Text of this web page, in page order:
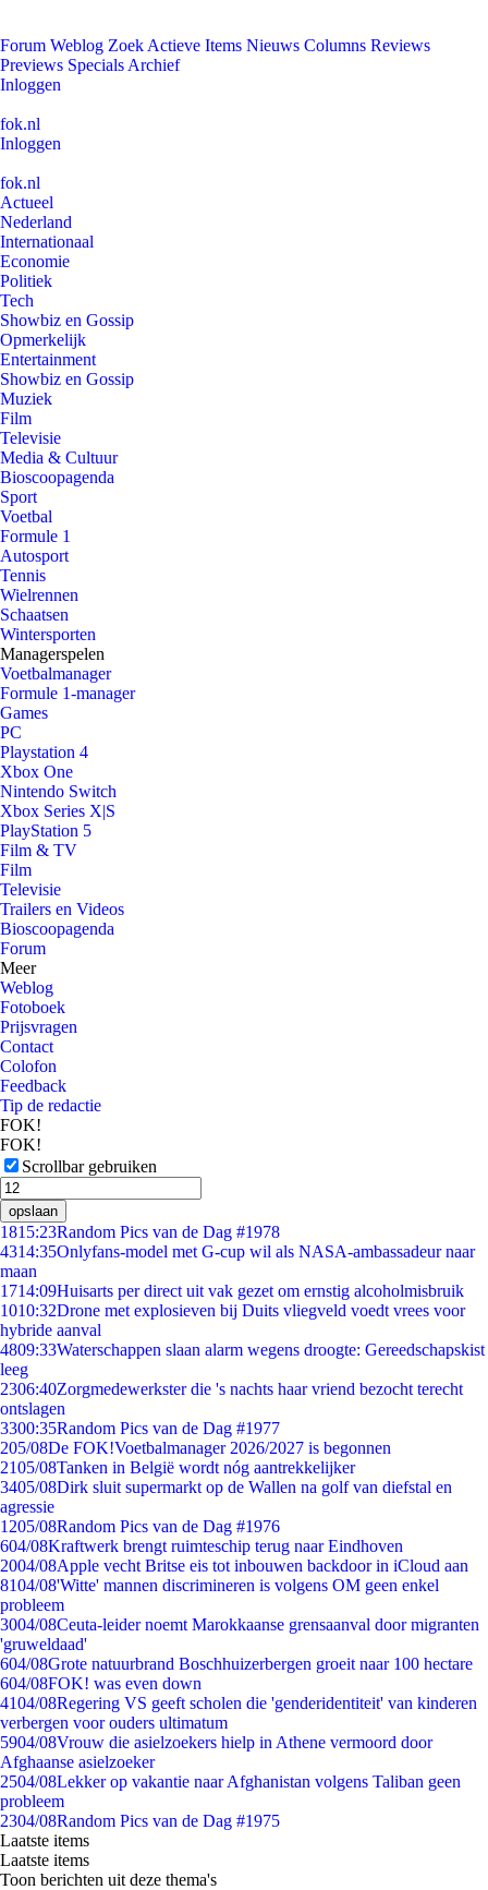
Forum Weblog Zoek Actieve Items Nieuws Columns Reviews
Previews Specials Archief
Inloggen
fok.nl
Inloggen
fok.nl
Actueel
Nederland
Internationaal
Economie
Politiek
Tech
Showbiz en Gossip
Opmerkelijk
Entertainment
Showbiz en Gossip
Muziek
Film
Televisie
Media & Cultuur
Bioscoopagenda
Sport
Voetbal
Formule 1
Autosport
Tennis
Wielrennen
Schaatsen
Wintersporten
Managerspelen
Voetbalmanager
Formule 1-manager
Games
PC
Playstation 4
Xbox One
Nintendo Switch
Xbox Series X|S
PlayStation 5
Film & TV
Film
Televisie
Trailers en Videos
Bioscoopagenda
Forum
Meer
Weblog
Fotoboek
Prijsvragen
Contact
Colofon
Feedback
Tip de redactie
FOK!
FOK!
Scrollbar gebruiken
opslaan
1815:23Random Pics van de Dag #1978
4314:35Onlyfans-model met G-cup wil als NASA-ambassadeur naar
maan
1714:09Huisarts per direct uit vak gezet om ernstig alcoholmisbruik
1010:32Drone met explosieven bij Duits vliegveld voedt vrees voor
hybride aanval
4809:33Waterschappen slaan alarm wegens droogte: Gereedschapskist
leeg
2306:40Zorgmedewerkster die 's nachts haar vriend bezocht terecht
ontslagen
3300:35Random Pics van de Dag #1977
205/08De FOK!Voetbalmanager 2026/2027 is begonnen
2105/08Tanken in België wordt nóg aantrekkelijker
3405/08Dirk sluit supermarkt op de Wallen na golf van diefstal en
agressie
1205/08Random Pics van de Dag #1976
604/08Kraftwerk brengt ruimteschip terug naar Eindhoven
2004/08Apple vecht Britse eis tot inbouwen backdoor in iCloud aan
8104/08'Witte' mannen discrimineren is volgens OM geen enkel
probleem
3004/08Ceuta-leider noemt Marokkaanse grensaanval door migranten
'gruweldaad'
604/08Grote natuurbrand Boschhuizerbergen groeit naar 100 hectare
604/08FOK! was even down
4104/08Regering VS geeft scholen die 'genderidentiteit' van kinderen
verbergen voor ouders ultimatum
5904/08Vrouw die asielzoekers hielp in Athene vermoord door
Afghaanse asielzoeker
2504/08Lekker op vakantie naar Afghanistan volgens Taliban geen
probleem
2304/08Random Pics van de Dag #1975
Laatste items
Laatste items
Toon berichten uit deze thema's